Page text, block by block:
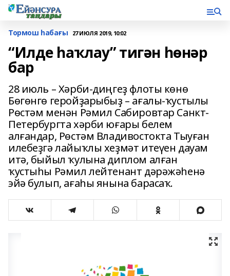
Тормош һабағы 27 ИЮЛЯ 2019, 10:02
“Илде һаҡлау” тигән һөнәр
бар
28 июль – Хәрби-диңгеҙ флоты көнө
Бөгөнгө геройҙарыбыҙ – ағалы-ҡустылы
Рөстәм менән Рәмил Сабировтар Санкт-
Петербургта хәрби юғары белем
алғандар, Рөстәм Владивостокта Тыуған
илебеҙгә лайыҡлы хеҙмәт итеүен дауам
итә, быйыл ҡулына диплом алған
ҡустыһы Рәмил лейтенант дәрәжәһенә
эйә булып, ағаһы янына барасаҡ.